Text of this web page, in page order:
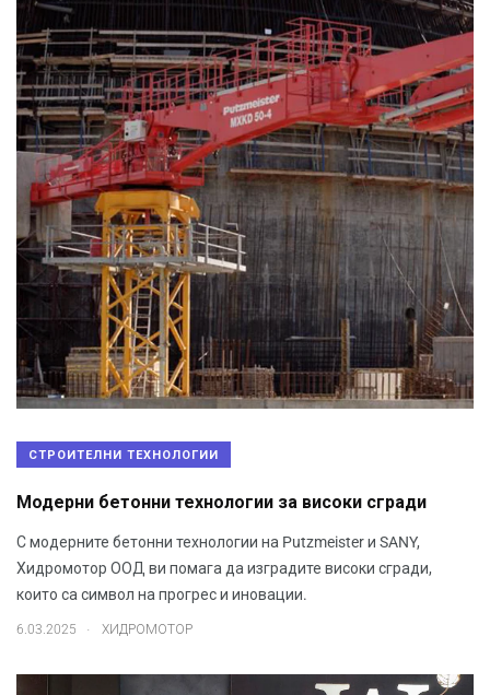
СТРОИТЕЛНИ ТЕХНОЛОГИИ
Модерни бетонни технологии за високи сгради
С модерните бетонни технологии на Putzmeister и SANY,
Хидромотор ООД ви помага да изградите високи сгради,
които са символ на прогрес и иновации.
6.03.2025 . ХИДРОМОТОР